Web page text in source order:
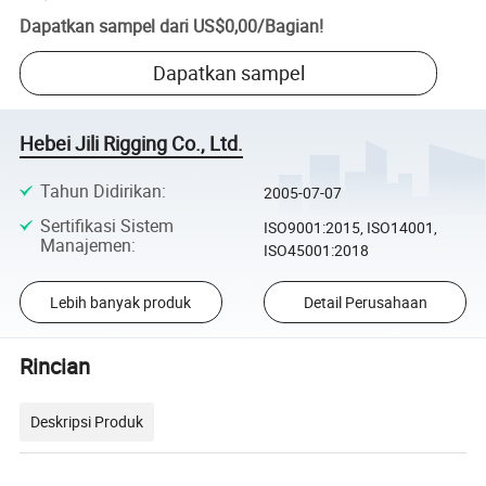
Dapatkan sampel dari US$0,00/Bagian!
Dapatkan sampel
Hebei Jili Rigging Co., Ltd.
Tahun Didirikan: 2005-07-07
Sertifikasi Sistem
Manajemen:
ISO9001:2015, ISO14001,
ISO45001:2018
Lebih banyak produk Detail Perusahaan
Rincian
Deskripsi Produk